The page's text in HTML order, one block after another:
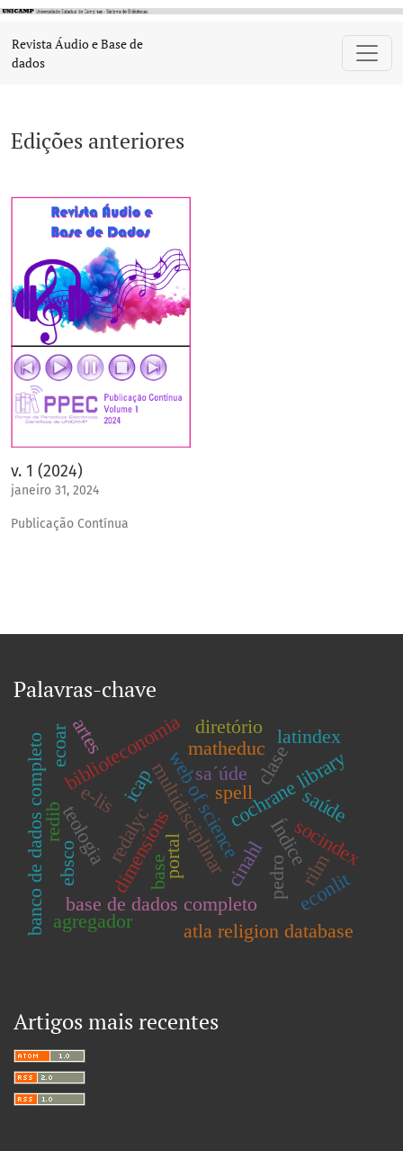
Revista Áudio e Base de
dados
Edições anteriores
v. 1 (2024)
janeiro 31, 2024
Publicação Contínua
Palavras-chave
multidisciplinar Índice
icap
dimensions
portal
web of science
base de dados completo
sa´úde
cinahl
cochrane library
redalyc
biblioteconomia
e-lis
banco de dados completo matheduc
socindex
teologia
atla religion database
diretório latindex
agregador
redib
ecoarartes
spell
base
saúde
pedro
clase
rilm
econlit
ebsco
Artigos mais recentes